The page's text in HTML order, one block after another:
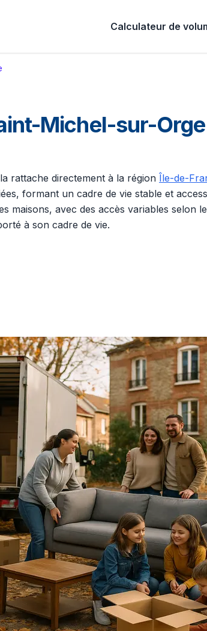
Calculateur de
Michel-sur-
rattache directement à la région Île-de-
formant un cadre de vie stable et
maisons, avec des accès variables selon
à son cadre de vie.